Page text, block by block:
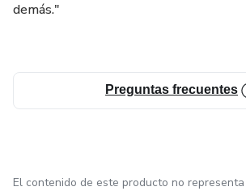
demás."
Preguntas frecuentes
El contenido de este producto no